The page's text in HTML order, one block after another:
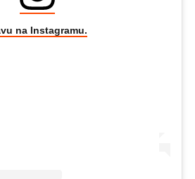
na Instagramu.